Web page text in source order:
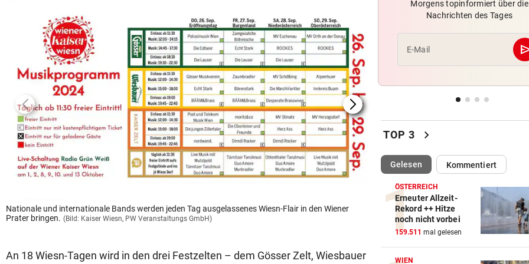
Nationale und internationale Bands werden jeden Tag ausgelassenes Wiesn-Flair in den Wiener
Prater bringen. (Bild: Kaiser Wiesn, PW Veranstaltungs GmbH)
(Bild: Kaiser Wiesn, PW Veranstaltungs GmbH)
An 18 Wiesn-Tagen wird in den drei Festzelten – dem Gösser Zelt, Wiesbauer
Steirer (68) hatte zehn
EU-MANDATAR ZU CEUTA: vor 2
„Etwas wie 2015 wird Europa
Hier kann es heute Nacht
ordentlich gewittern
RED BULL SALZBURG/WAC
Verhounig mit Klausel,
am Prüfstand
VARIABLE OFFENSIVE vor
Rapids System? „Lassen den
Jungs alle Freiheiten!“
Morgens topinformiert über die
Nachrichten des Tages
E-Mail
TOP 3 chevron_right
Gelesen(ausgewählt)Kommentiert
ÖSTERREICH
Erneuter Allzeit-
Rekord ++ Hitze
noch nicht vorbei
159.511 mal gelesen
WIEN